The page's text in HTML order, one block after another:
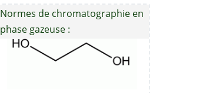
Normes de chromatographie en
phase gazeuse :